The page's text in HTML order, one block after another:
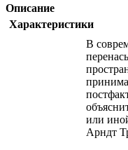
Описание
Характеристики
В
или
Арндт